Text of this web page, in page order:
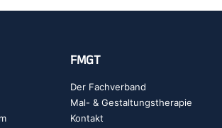
FMGT
Der Fachverband
Mal- & Gestaltungstherapie
Kontakt